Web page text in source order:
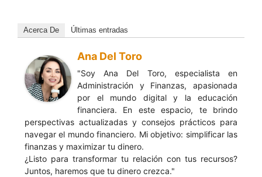
Acerca De Últimas entradas
Ana Del Toro
"Soy Ana Del Toro, especialista en
Administración y Finanzas, apasionada
por el mundo digital y la educación
financiera. En este espacio, te brindo
perspectivas actualizadas y consejos prácticos para
navegar el mundo financiero. Mi objetivo: simplificar las
finanzas y maximizar tu dinero.
¿Listo para transformar tu relación con tus recursos?
Juntos, haremos que tu dinero crezca."